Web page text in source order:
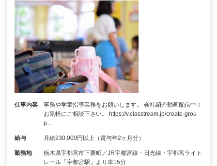
仕事内容
事務や学童指導業務をお願いします。 会社紹介動画配信中！
お気軽にご相談下さい。 https://v.classtream.jp/create-grou
p…
給与 月給230,000円以上（賞与年2ヶ月分）
勤務地
栃木県宇都宮市下栗町／JR宇都宮線・日光線・宇都宮ライト
レール「宇都宮駅」より車15分